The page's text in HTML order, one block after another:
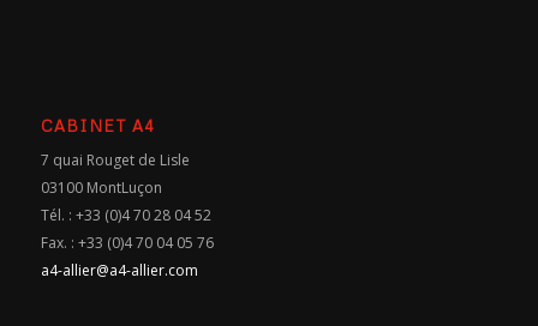
CABINET A4
7 quai Rouget de Lisle
03100 MontLuçon
Tél. : +33 (0)4 70 28 04 52
Fax. : +33 (0)4 70 04 05 76
a4-allier@a4-allier.com